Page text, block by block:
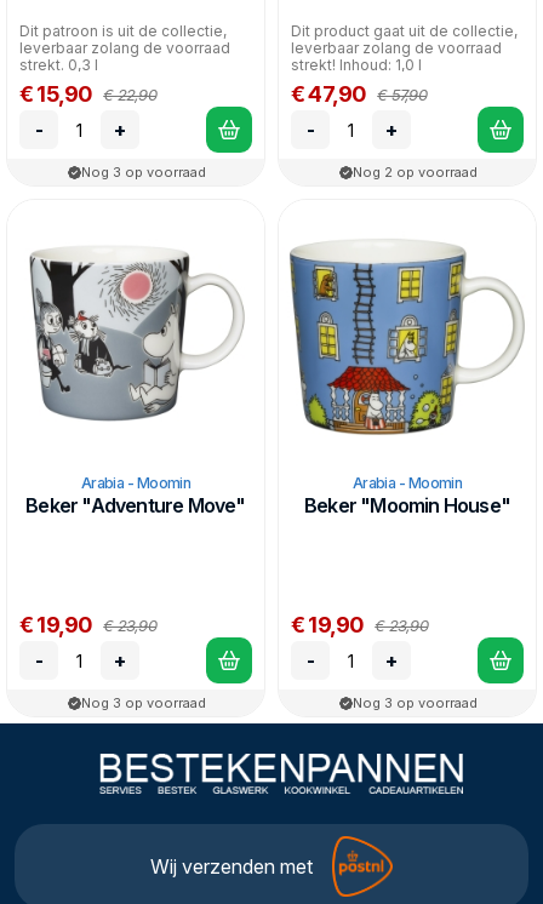
Dit patroon is uit de collectie,
leverbaar zolang de voorraad
strekt. 0,3 l
€ 15,90 € 22,90
- +
Nog 3 op voorraad
Dit product gaat uit de collectie,
leverbaar zolang de voorraad
strekt! Inhoud: 1,0 l
€ 47,90 € 57,90
- +
Nog 2 op voorraad
Arabia - Moomin
Beker "Adventure Move"
€ 19,90 € 23,90
- +
Nog 3 op voorraad
Arabia - Moomin
Beker "Moomin House"
€ 19,90 € 23,90
- +
Nog 3 op voorraad
Wij verzenden met